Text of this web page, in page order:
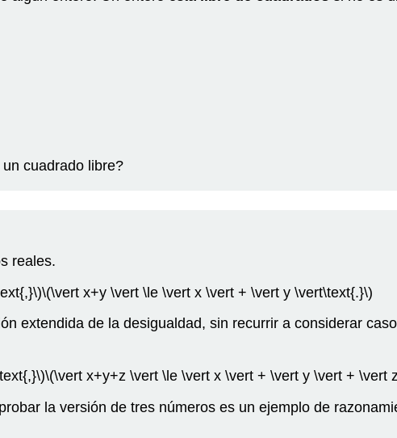
cuadrado libre?
reales.
\(\vert x+y \vert \le \vert x \vert + \vert y \vert\text{.}\)
extendida de la desigualdad, sin recurrir a considerar
\(\vert x+y+z \vert \le \vert x \vert + \vert y \vert + \vert
la versión de tres números es un ejemplo de